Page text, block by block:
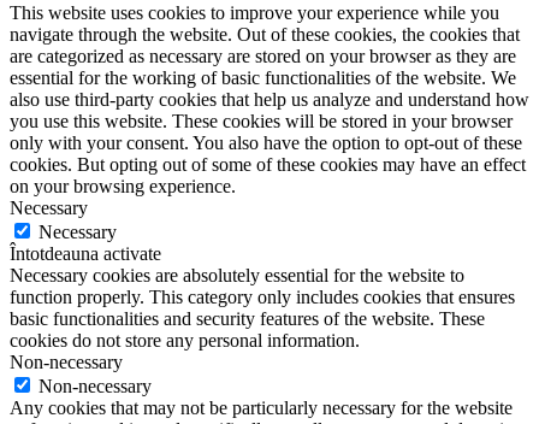
This website uses cookies to improve your experience while you
navigate through the website. Out of these cookies, the cookies that
are categorized as necessary are stored on your browser as they are
essential for the working of basic functionalities of the website. We
also use third-party cookies that help us analyze and understand how
you use this website. These cookies will be stored in your browser
only with your consent. You also have the option to opt-out of these
cookies. But opting out of some of these cookies may have an effect
on your browsing experience.
Necessary
Necessary
Întotdeauna activate
Necessary cookies are absolutely essential for the website to
function properly. This category only includes cookies that ensures
basic functionalities and security features of the website. These
cookies do not store any personal information.
Non-necessary
Non-necessary
Any cookies that may not be particularly necessary for the website